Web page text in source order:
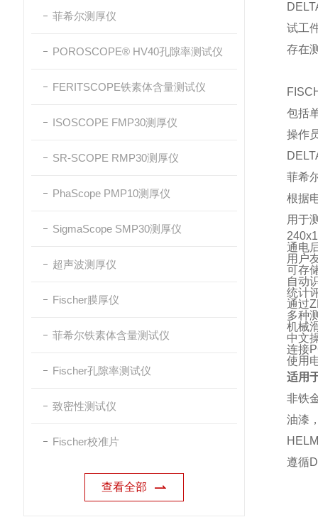
菲希尔测厚仪
POROSCOPE® HV40孔隙率测试仪
FERITSCOPE铁素体含量测试仪
ISOSCOPE FMP30测厚仪
SR-SCOPE RMP30测厚仪
PhaScope PMP10测厚仪
SigmaScope SMP30测厚仪
超声波测厚仪
Fischer膜厚仪
菲希尔铁素体含量测试仪
Fischer孔隙率测试仪
致密性测试仪
Fischer校准片
查看全部
试工
存在
包括
操作
菲希
根据
用于
通电
用户
可存
自动
统计
通过
多种
机械
中文
连接
使用
适用
非铁
油漆
遵循